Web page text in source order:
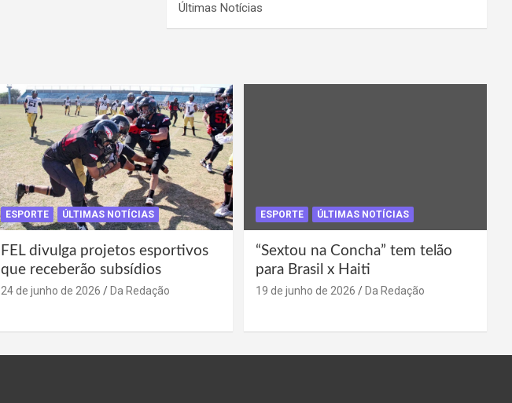
Últimas Notícias
ESPORTE ÚLTIMAS NOTÍCIAS
FEL divulga projetos esportivos
que receberão subsídios
24 de junho de 2026 Da Redação
ESPORTE ÚLTIMAS NOTÍCIAS
“Sextou na Concha” tem telão
para Brasil x Haiti
19 de junho de 2026 Da Redação